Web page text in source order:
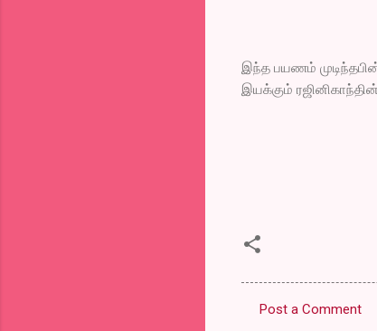
இந்த பயணம்
இயக்கும் ரஜினிகாந்தின்
Post a Comment